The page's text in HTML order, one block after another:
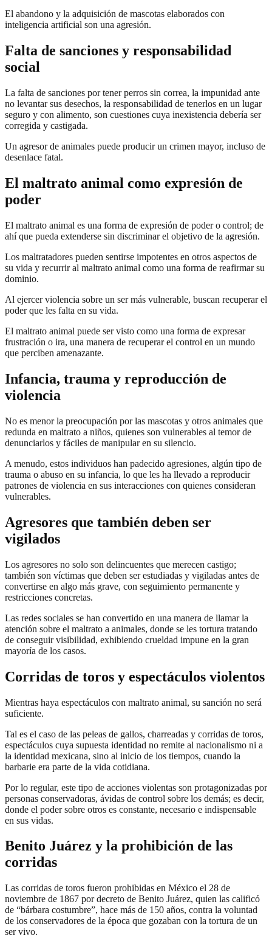
El abandono y la adquisición de mascotas elaborados con
inteligencia artificial son una agresión.
Falta de sanciones y responsabilidad
social
La falta de sanciones por tener perros sin correa, la impunidad ante
no levantar sus desechos, la responsabilidad de tenerlos en un lugar
seguro y con alimento, son cuestiones cuya inexistencia debería ser
corregida y castigada.
Un agresor de animales puede producir un crimen mayor, incluso de
desenlace fatal.
El maltrato animal como expresión de
poder
El maltrato animal es una forma de expresión de poder o control; de
ahí que pueda extenderse sin discriminar el objetivo de la agresión.
Los maltratadores pueden sentirse impotentes en otros aspectos de
su vida y recurrir al maltrato animal como una forma de reafirmar su
dominio.
Al ejercer violencia sobre un ser más vulnerable, buscan recuperar el
poder que les falta en su vida.
El maltrato animal puede ser visto como una forma de expresar
frustración o ira, una manera de recuperar el control en un mundo
que perciben amenazante.
Infancia, trauma y reproducción de
violencia
No es menor la preocupación por las mascotas y otros animales que
redunda en maltrato a niños, quienes son vulnerables al temor de
denunciarlos y fáciles de manipular en su silencio.
A menudo, estos individuos han padecido agresiones, algún tipo de
trauma o abuso en su infancia, lo que les ha llevado a reproducir
patrones de violencia en sus interacciones con quienes consideran
vulnerables.
Agresores que también deben ser
vigilados
Los agresores no solo son delincuentes que merecen castigo;
también son víctimas que deben ser estudiadas y vigiladas antes de
convertirse en algo más grave, con seguimiento permanente y
restricciones concretas.
Las redes sociales se han convertido en una manera de llamar la
atención sobre el maltrato a animales, donde se les tortura tratando
de conseguir visibilidad, exhibiendo crueldad impune en la gran
mayoría de los casos.
Corridas de toros y espectáculos violentos
Mientras haya espectáculos con maltrato animal, su sanción no será
suficiente.
Tal es el caso de las peleas de gallos, charreadas y corridas de toros,
espectáculos cuya supuesta identidad no remite al nacionalismo ni a
la identidad mexicana, sino al inicio de los tiempos, cuando la
barbarie era parte de la vida cotidiana.
Por lo regular, este tipo de acciones violentas son protagonizadas por
personas conservadoras, ávidas de control sobre los demás; es decir,
donde el poder sobre otros es constante, necesario e indispensable
en sus vidas.
Benito Juárez y la prohibición de las
corridas
Las corridas de toros fueron prohibidas en México el 28 de
noviembre de 1867 por decreto de Benito Juárez, quien las calificó
de “bárbara costumbre”, hace más de 150 años, contra la voluntad
de los conservadores de la época que gozaban con la tortura de un
ser vivo.